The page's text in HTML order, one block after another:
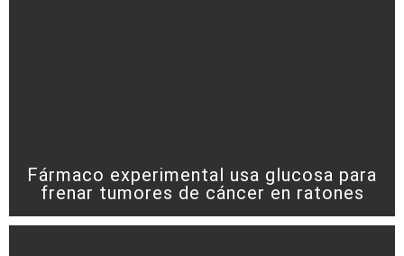
Fármaco experimental usa glucosa para
frenar tumores de cáncer en ratones